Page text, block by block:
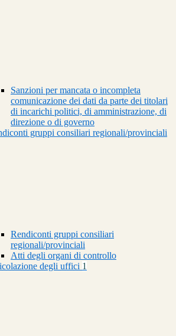
Sanzioni per mancata o incompleta
comunicazione dei dati da parte dei titolari
di incarichi politici, di amministrazione, di
direzione o di governo
gruppi consiliari regionali/provinciali
Rendiconti gruppi consiliari
regionali/provinciali
Atti degli organi di controllo
degli uffici 1